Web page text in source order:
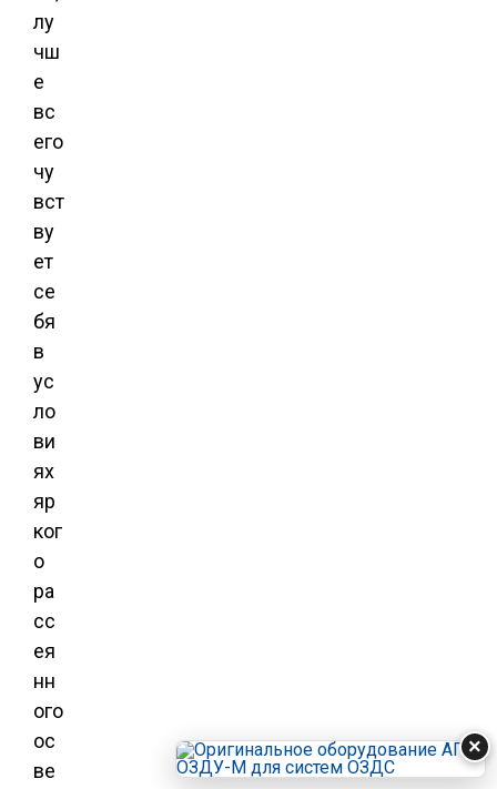
лу
чш
е
вс
его
чу
вст
ву
ет
се
бя
в
ус
ло
ви
ях
яр
ког
о
ра
сс
ея
нн
ого
ос
ве
×